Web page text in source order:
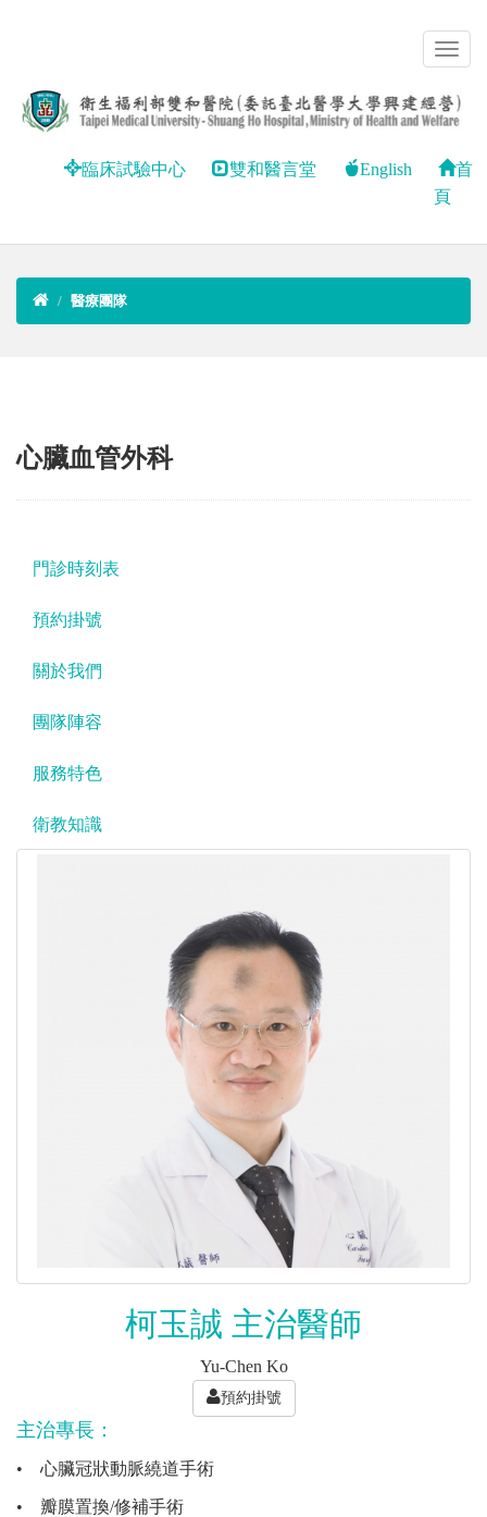
臨床試驗中心 雙和醫言堂 English
首
頁
醫療團隊
心臟血管外科
門診時刻表
預約掛號
關於我們
團隊陣容
服務特色
衛教知識
柯玉誠 主治醫師
Yu-Chen Ko
預約掛號
主治專長：
• 心臟冠狀動脈繞道手術
• 瓣膜置換/修補手術